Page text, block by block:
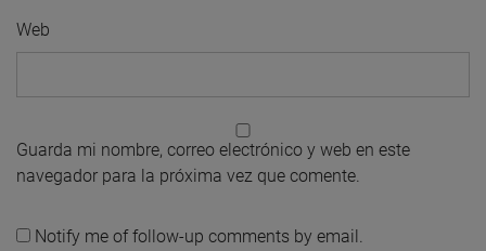
Web
Guarda mi nombre, correo electrónico y web en este
navegador para la próxima vez que comente.
Notify me of follow-up comments by email.